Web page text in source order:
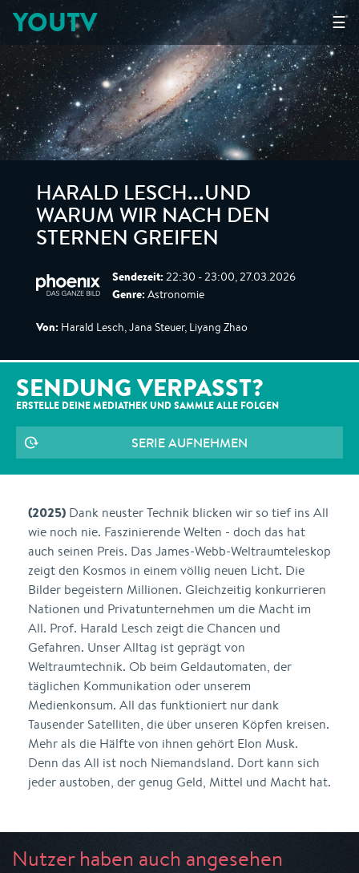
☰
YOUTV
HARALD LESCH...UND
WARUM WIR NACH DEN
STERNEN GREIFEN
Sendezeit: 22:30 - 23:00, 27.03.2026
Genre: Astronomie
Von: Harald Lesch, Jana Steuer, Liyang Zhao
SENDUNG VERPASST?
ERSTELLE DEINE MEDIATHEK UND SAMMLE ALLE FOLGEN
SERIE AUFNEHMEN
(2025) Dank neuster Technik blicken wir so tief ins All
wie noch nie. Faszinierende Welten - doch das hat
auch seinen Preis. Das James-Webb-Weltraumteleskop
zeigt den Kosmos in einem völlig neuen Licht. Die
Bilder begeistern Millionen. Gleichzeitig konkurrieren
Nationen und Privatunternehmen um die Macht im
All. Prof. Harald Lesch zeigt die Chancen und
Gefahren. Unser Alltag ist geprägt von
Weltraumtechnik. Ob beim Geldautomaten, der
täglichen Kommunikation oder unserem
Medienkonsum. All das funktioniert nur dank
Tausender Satelliten, die über unseren Köpfen kreisen.
Mehr als die Hälfte von ihnen gehört Elon Musk.
Denn das All ist noch Niemandsland. Dort kann sich
jeder austoben, der genug Geld, Mittel und Macht hat.
Nutzer haben auch angesehen